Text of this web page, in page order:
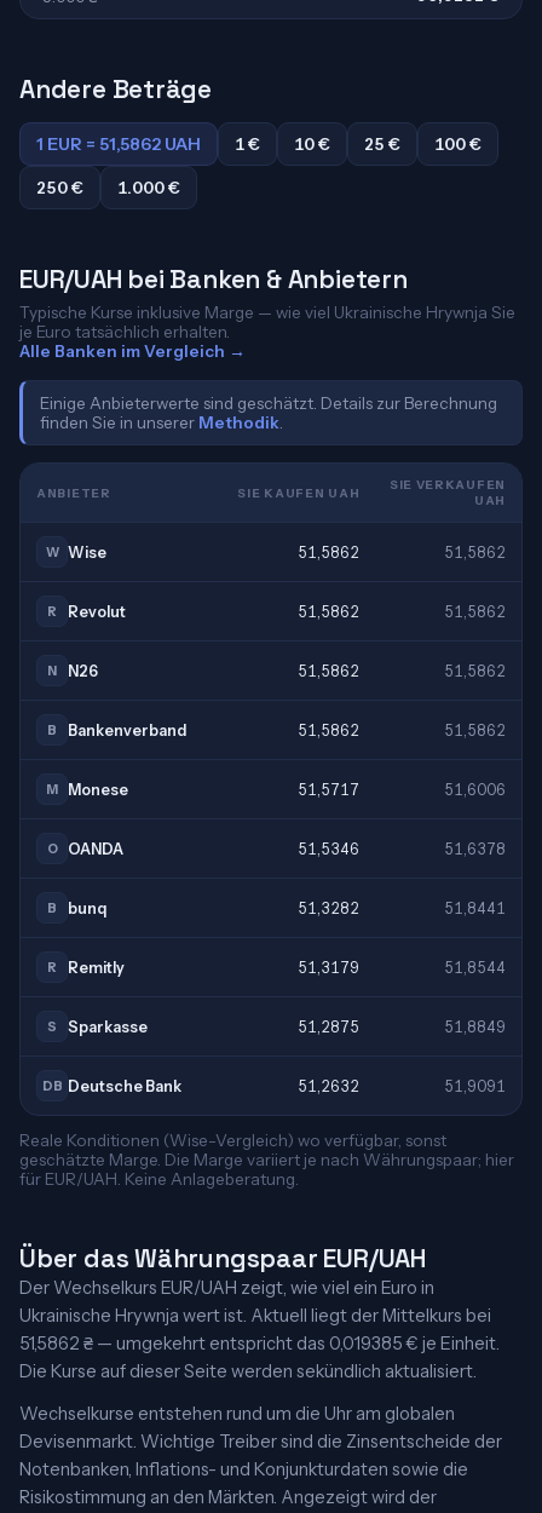
Andere Beträge
1 EUR = 51,5862 UAH 1 € 10 € 25 €
100 €
250 €
1.000 €
EUR/UAH bei Banken & Anbietern
Typische Kurse inklusive Marge — wie viel Ukrainische Hrywnja Sie
je Euro tatsächlich erhalten.
Alle Banken im Vergleich →
Einige Anbieterwerte sind geschätzt. Details zur Berechnung
finden Sie in unserer Methodik
ANBIETER SIE KAUFEN UAH
SIE VERKAUFEN
UAH
W Wise 51,5862 51,5862
R Revolut 51,5862 51,5862
N N26 51,5862 51,5862
B Bankenverband 51,5862 51,5862
M Monese 51,5717 51,6006
O OANDA 51,5346 51,6378
B bunq 51,3282 51,8441
R Remitly 51,3179 51,8544
S Sparkasse 51,2875 51,8849
DB Deutsche Bank 51,2632 51,9091
Reale Konditionen (Wise-Vergleich) wo verfügbar, sonst
geschätzte Marge. Die Marge variiert je nach Währungspaar; hier
für EUR/UAH. Keine Anlageberatung.
Über das Währungspaar EUR/UAH
Der Wechselkurs EUR/UAH zeigt, wie viel ein Euro in
Ukrainische Hrywnja wert ist. Aktuell liegt der Mittelkurs bei
51,5862 ₴ — umgekehrt entspricht das 0,019385 € je Einheit.
Die Kurse auf dieser Seite werden sekündlich aktualisiert.
Wechselkurse entstehen rund um die Uhr am globalen
Devisenmarkt. Wichtige Treiber sind die Zinsentscheide der
Notenbanken, Inflations- und Konjunkturdaten sowie die
Risikostimmung an den Märkten. Angezeigt wird der